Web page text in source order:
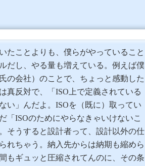
たことよりも、僕らがやっていること
だし、やる量も増えている。例えば僕
の会社）のことで、ちょっと感動した
真反対で、「ISO上で定義されている
い」んだよ。ISOを（既に）取ってい
「ISOのためにやらなきゃいけないこ
そうすると設計者って、設計以外の仕
れちゃう。納入先からは納期も縮めら
もギュッと圧縮されてんのに、その条